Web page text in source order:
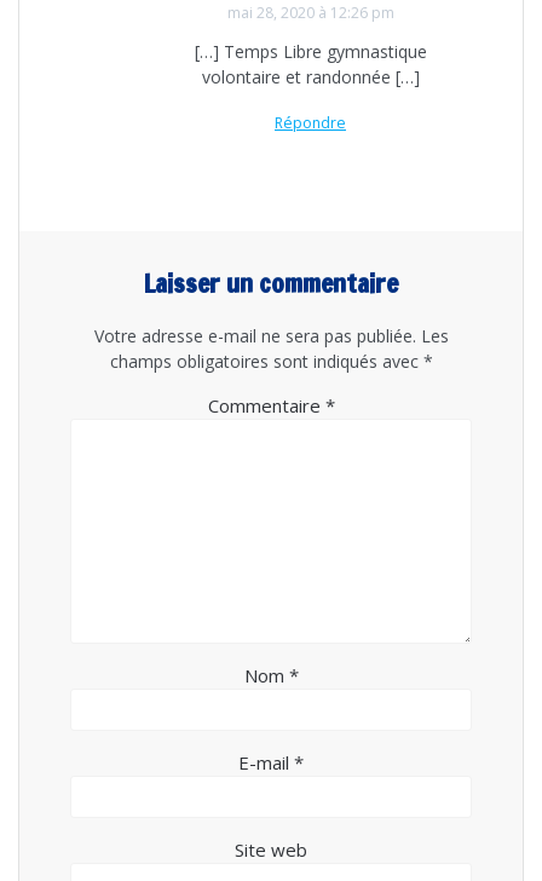
mai 28, 2020 à 12:26 pm
[…] Temps Libre gymnastique
volontaire et randonnée […]
Répondre
Laisser un commentaire
Votre adresse e-mail ne sera pas publiée. Les
champs obligatoires sont indiqués avec *
Commentaire *
Nom *
E-mail *
Site web